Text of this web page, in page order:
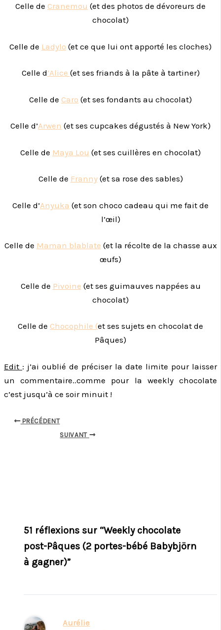
Celle de Cranemou (et des photos de dévoreurs de
chocolat)
Celle de Ladylo (et ce que lui ont apporté les cloches)
Celle d‘Alice (et ses friands à la pâte à tartiner)
Celle de Caro (et ses fondants au chocolat)
Celle d’Arwen (et ses cupcakes dégustés à New York)
Celle de Maya Lou (et ses cuillères en chocolat)
Celle de Franny(et sa rose des sables)
Celle d’Anyuka (et son choco cadeau qui me fait de
l’œil)
Celle de Maman blablate (et la récolte de la chasse aux
œufs)
Celle de Pivoine (et ses guimauves nappées au
chocolat)
Celle de Chocophile (et ses sujets en chocolat de
Pâques)
Edit : j’ai oublié de préciser la date limite pour laisser
un commentaire..comme pour la weekly chocolate
c’est jusqu’à ce soir minuit !
PRÉCÉDENT
SUIVANT
51 réflexions sur “Weekly chocolate
post-Pâques (2 portes-bébé Babybjörn
à gagner)”
Aurélie